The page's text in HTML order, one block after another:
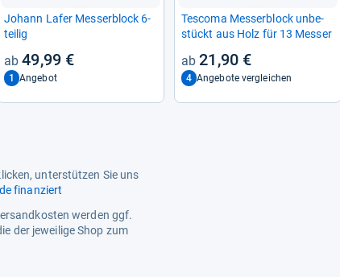
Johann Lafer Mes­ser­block 6-​
tei­lig
49,99 €
1 Angebot
Tes­coma Mes­ser­block unbe­
stückt aus Holz für 13 Mes­ser
21,90 €
4 Angebote vergleichen
unterstützen Sie uns
finanziert
werden ggf.
der jeweilige Shop zum